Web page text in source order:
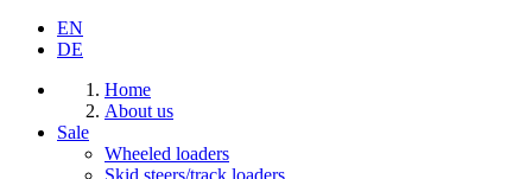
EN
DE
Home
About us
Sale
Wheeled loaders